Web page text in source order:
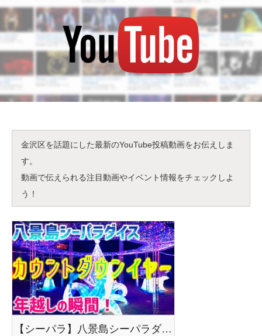
金沢区を話題にした最新のYouTube投稿動画をお伝えしま
す。
動画で伝えられる注目動画やイベント情報をチェックしよ
う！
【シーパラ】八景島シーパラダイスのカウントダウンイヤーに参加してきました！【年越し】